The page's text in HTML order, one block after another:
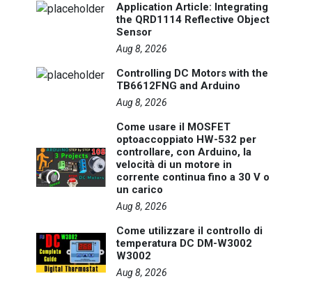
Application Article: Integrating
the QRD1114 Reflective Object
Sensor
Aug 8, 2026
Controlling DC Motors with the
TB6612FNG and Arduino
Aug 8, 2026
Come usare il MOSFET
optoaccoppiato HW-532 per
controllare, con Arduino, la
velocità di un motore in
corrente continua fino a 30 V o
un carico
Aug 8, 2026
Come utilizzare il controllo di
temperatura DC DM-W3002
W3002
Aug 8, 2026